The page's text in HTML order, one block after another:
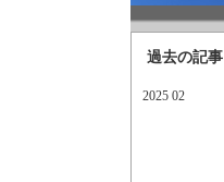
過去の記事
2025 02